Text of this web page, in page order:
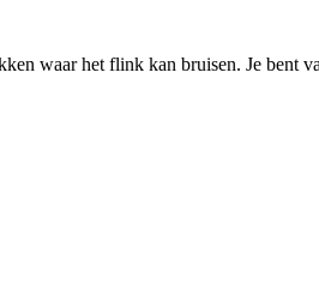
waar het flink kan bruisen. Je bent